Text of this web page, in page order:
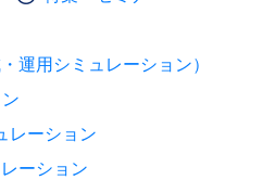
運用シミュレーション）
レーション
ーション